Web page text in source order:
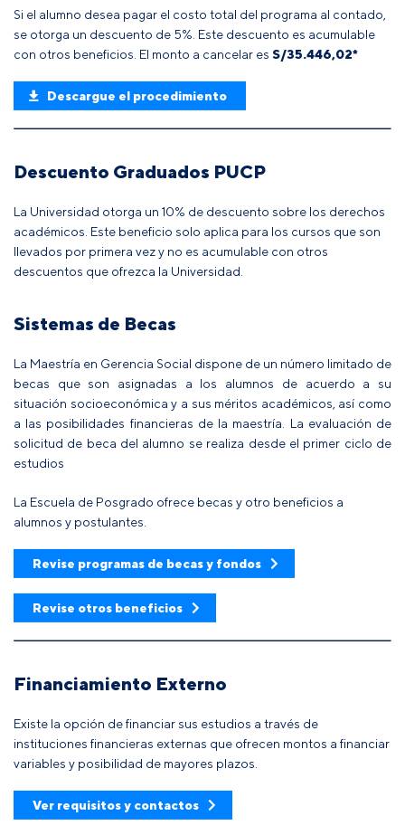
Si el alumno desea pagar el costo total del programa al contado,
se otorga un descuento de 5%. Este descuento es acumulable
con otros beneficios. El monto a cancelar es S/35.446,02*
Descargue el procedimiento
Descuento Graduados PUCP
La Universidad otorga un 10% de descuento sobre los derechos
académicos. Este beneficio solo aplica para los cursos que son
llevados por primera vez y no es acumulable con otros
descuentos que ofrezca la Universidad.
Sistemas de Becas
La Maestría en Gerencia Social dispone de un número limitado de
becas que son asignadas a los alumnos de acuerdo a su
situación socioeconómica y a sus méritos académicos, así como
a las posibilidades financieras de la maestría. La evaluación de
solicitud de beca del alumno se realiza desde el primer ciclo de
estudios
La Escuela de Posgrado ofrece becas y otro beneficios a
alumnos y postulantes.
Revise programas de becas y fondos
Revise otros beneficios
Financiamiento Externo
Existe la opción de financiar sus estudios a través de
instituciones financieras externas que ofrecen montos a financiar
variables y posibilidad de mayores plazos.
Ver requisitos y contactos